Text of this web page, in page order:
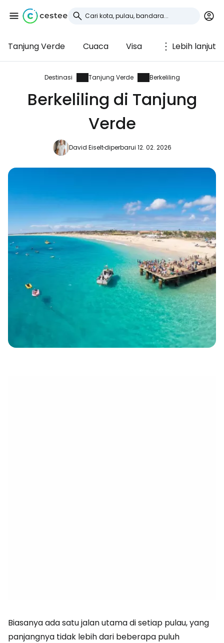
Tanjung Verde Cuaca Visa Lebih lanjut
Destinasi Tanjung Verde Berkeliling
Berkeliling di Tanjung
Verde
David Eiseltdiperbarui 12. 02. 2026
Biasanya ada satu jalan utama di setiap pulau, yang
panjangnya tidak lebih dari beberapa puluh
Masuk ke Cestee
... komunitas perjalanan di seluruh dunia
Lanjutkan dengan Google
Lanjutkan dengan Facebook